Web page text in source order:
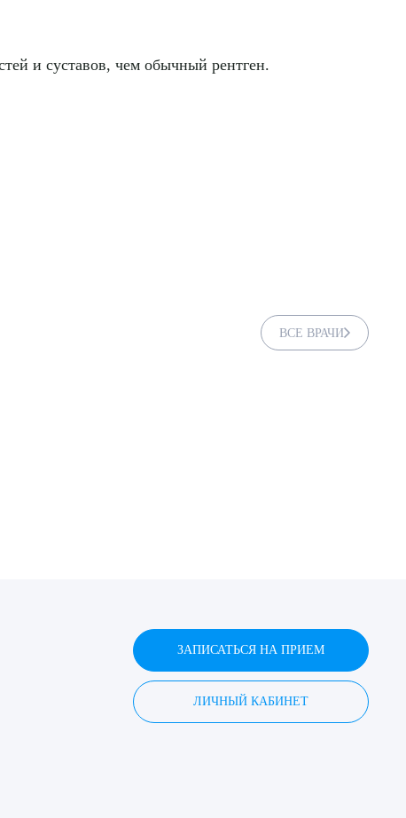
и суставов, чем обычный рентген.
ВСЕ ВРАЧИ
ЗАПИСАТЬСЯ НА ПРИЕМ
ЛИЧНЫЙ КАБИНЕТ